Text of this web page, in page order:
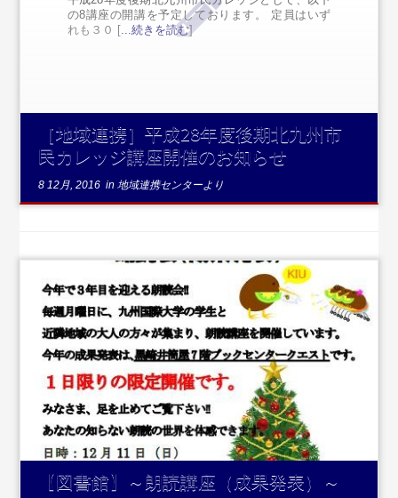
の8講座の開講を予定しております。 定員はいず
れも３０ [...続きを読む]
［地域連携］平成28年度後期北九州市
民カレッジ講座開催のお知らせ
8 12月, 2016 in地域連携センターより
...続きを読む
【図書館】～朗読講座（成果発表）～